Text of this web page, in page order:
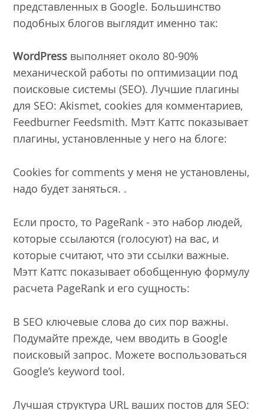
представленных в Google. Большинство
подобных блогов выглядит именно так:
WordPress выполняет около 80-90%
механической работы по оптимизации под
поисковые системы (SEO). Лучшие плагины
для SEO: Akismet, cookies для комментариев,
Feedburner Feedsmith. Мэтт Каттс показывает
плагины, установленные у него на блоге:
Cookies for comments у меня не установлены,
надо будет заняться. .
Если просто, то PageRank - это набор людей,
которые ссылаются (голосуют) на вас, и
которые считают, что эти ссылки важные.
Мэтт Каттс показывает обобщенную формулу
расчета PageRank и его сущность:
В SEO ключевые слова до сих пор важны.
Подумайте прежде, чем вводить в Google
поисковый запрос. Можете воспользоваться
Google’s keyword tool.
Лучшая структура URL ваших постов для SEO: